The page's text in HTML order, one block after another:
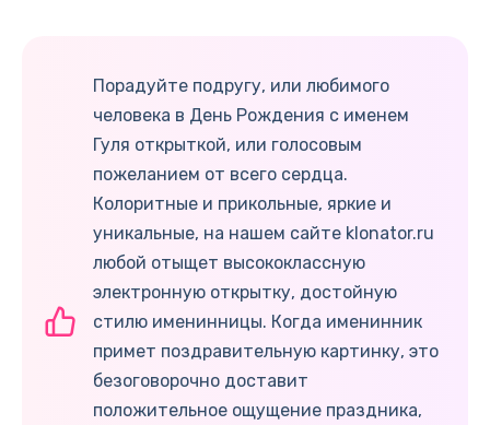
Порадуйте подругу, или любимого
человека в День Рождения с именем
Гуля открыткой, или голосовым
пожеланием от всего сердца.
Колоритные и прикольные, яркие и
уникальные, на нашем сайте klonator.ru
любой отыщет высококлассную
электронную открытку, достойную
стилю именинницы. Когда именинник
примет поздравительную картинку, это
безоговорочно доставит
положительное ощущение праздника,